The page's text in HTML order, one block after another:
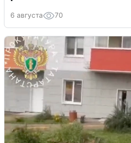
6 августа 70